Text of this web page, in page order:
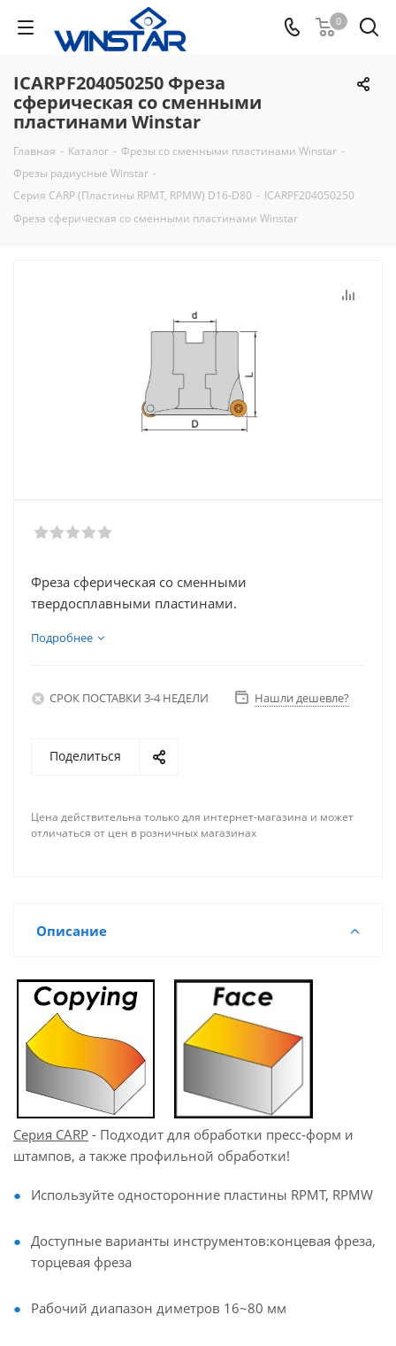
0
ICARPF204050250 Фреза
сферическая со сменными
пластинами Winstar
Главная - Каталог - Фрезы со сменными пластинами Winstar -
Фрезы радиусные Winstar -
Серия CARP (Пластины RPMT, RPMW) D16-D80 - ICARPF204050250
Фреза сферическая со сменными пластинами Winstar
Фреза сферическая со сменными
твердосплавными пластинами.
Подробнее
СРОК ПОСТАВКИ 3-4 НЕДЕЛИ Нашли дешевле?
Поделиться
Цена действительна только для интернет-магазина и может
отличаться от цен в розничных магазинах
Описание
Серия CARP - Подходит для обработки пресс-форм и
штампов, а также профильной обработки!
Используйте односторонние пластины RPMT, RPMW
Доступные варианты инструментов:концевая фреза,
торцевая фреза
Рабочий диапазон диметров 16~80 мм